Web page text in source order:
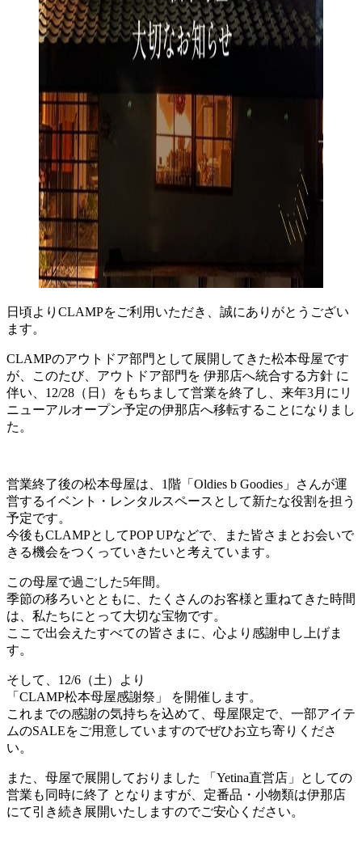
日頃よりCLAMPをご利用いただき、誠にありがとうござい
ます。
CLAMPのアウトドア部門として展開してきた松本母屋です
が、このたび、アウトドア部門を 伊那店へ統合する方針 に
伴い、12/28（日）をもちまして営業を終了し、来年3月にリ
ニューアルオープン予定の伊那店へ移転することになりまし
た。
営業終了後の松本母屋は、1階「Oldies b Goodies」さんが運
営するイベント・レンタルスペースとして新たな役割を担う
予定です。
今後もCLAMPとしてPOP UPなどで、また皆さまとお会いで
きる機会をつくっていきたいと考えています。
この母屋で過ごした5年間。
季節の移ろいとともに、たくさんのお客様と重ねてきた時間
は、私たちにとって大切な宝物です。
ここで出会えたすべての皆さまに、心より感謝申し上げま
す。
そして、12/6（土）より
「CLAMP松本母屋感謝祭」 を開催します。
これまでの感謝の気持ちを込めて、母屋限定で、一部アイテ
ムのSALEをご用意していますのでぜひお立ち寄りくださ
い。
また、母屋で展開しておりました 「Yetina直営店」としての
営業も同時に終了 となりますが、定番品・小物類は伊那店
にて引き続き展開いたしますのでご安心ください。